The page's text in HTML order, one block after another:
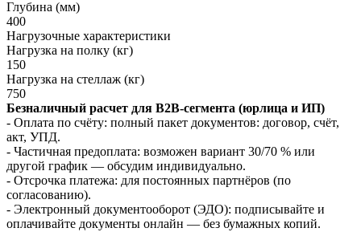
Глубина (мм)
400
Нагрузочные характеристики
Нагрузка на полку (кг)
150
Нагрузка на стеллаж (кг)
750
Безналичный расчет для B2B‑сегмента (юрлица и ИП)
- Оплата по счёту: полный пакет документов: договор, счёт,
акт, УПД.
- Частичная предоплата: возможен вариант 30/70 % или
другой график — обсудим индивидуально.
- Отсрочка платежа: для постоянных партнёров (по
согласованию).
- Электронный документооборот (ЭДО): подписывайте и
оплачивайте документы онлайн — без бумажных копий.